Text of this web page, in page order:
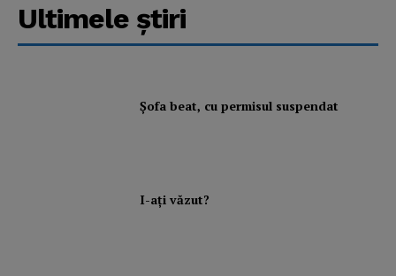
Ultimele ştiri
Şofa beat, cu permisul suspendat
I-aţi văzut?